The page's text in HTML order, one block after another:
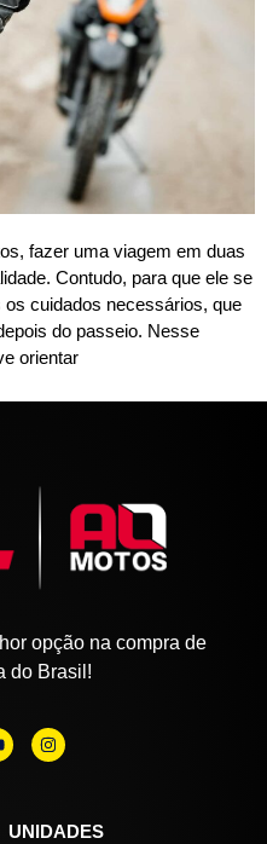
fazer uma viagem em duas
Contudo, para que ele se
cuidados necessários, que
do passeio. Nesse
orientar
opção na compra de
do Brasil!
UNIDADES